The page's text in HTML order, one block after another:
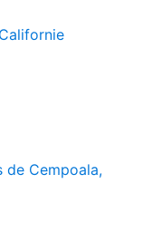
de Cempoala,